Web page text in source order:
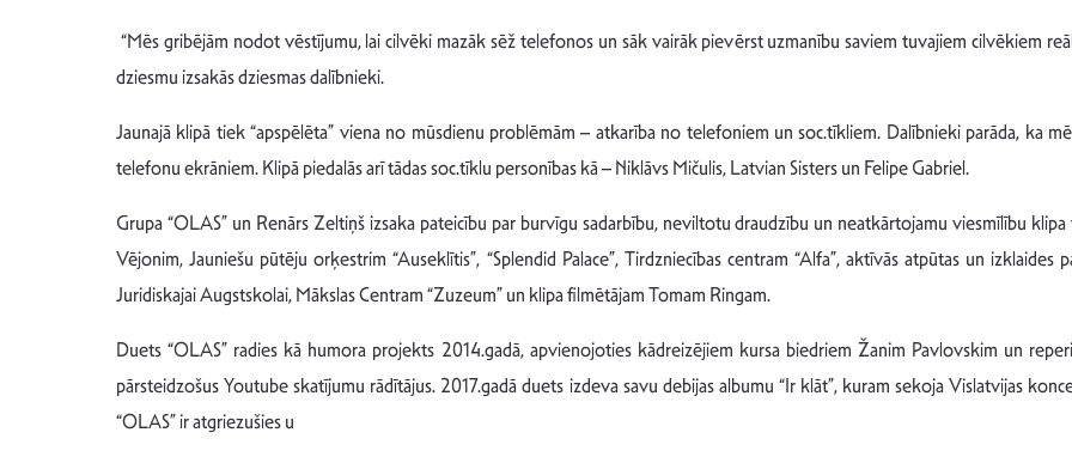
“Mēs gribējām nodot vēstījumu, lai cilvēki mazāk sēž telefonos un sāk vairāk pievērst uzmanību saviem tuvajiem cilvēkiem
dziesmu izsakās dziesmas dalībnieki.
Jaunajā klipā tiek “apspēlēta” viena no mūsdienu problēmām – atkarība no telefoniem un soc.tīkliem. Dalībnieki parāda, ka
telefonu ekrāniem. Klipā piedalās arī tādas soc.tīklu personības kā – Niklāvs Mičulis, Latvian Sisters un Felipe Gabriel.
Grupa “OLAS” un Renārs Zeltiņš izsaka pateicību par burvīgu sadarbību, neviltotu draudzību un neatkārtojamu viesmīlību
Vējonim, Jauniešu pūtēju orķestrim “Auseklītis”, “Splendid Palace”, Tirdzniecības centram “Alfa”, aktīvās atpūtas un
Juridiskajai Augstskolai, Mākslas Centram “Zuzeum” un klipa filmētājam Tomam Ringam.
Duets “OLAS” radies kā humora projekts 2014.gadā, apvienojoties kādreizējiem kursa biedriem Žanim Pavlovskim un
pārsteidzošus Youtube skatījumu rādītājus. 2017.gadā duets izdeva savu debijas albumu “Ir klāt”, kuram sekoja Vislatvijas
“OLAS” ir atgriezušies u